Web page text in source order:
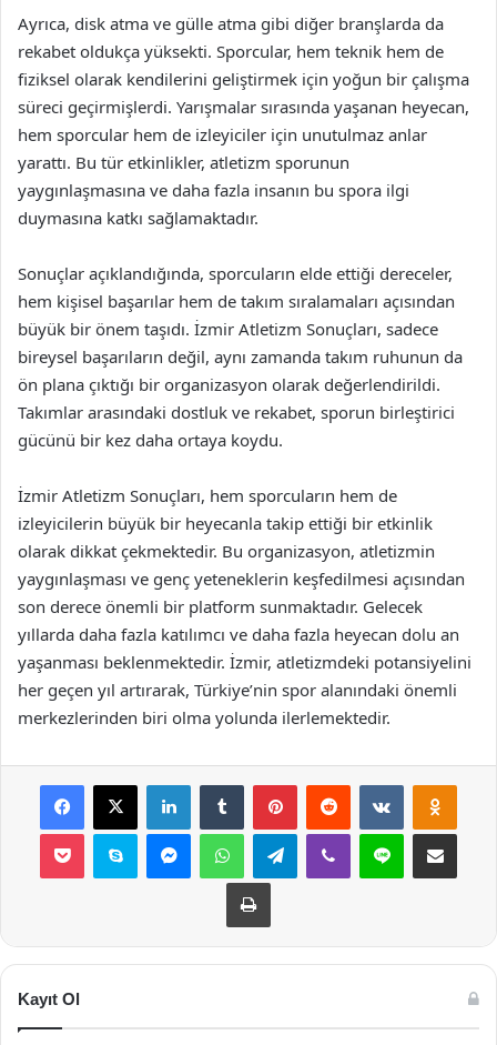
Ayrıca, disk atma ve gülle atma gibi diğer branşlarda da
rekabet oldukça yüksekti. Sporcular, hem teknik hem de
fiziksel olarak kendilerini geliştirmek için yoğun bir çalışma
süreci geçirmişlerdi. Yarışmalar sırasında yaşanan heyecan,
hem sporcular hem de izleyiciler için unutulmaz anlar
yarattı. Bu tür etkinlikler, atletizm sporunun
yaygınlaşmasına ve daha fazla insanın bu spora ilgi
duymasına katkı sağlamaktadır.
Sonuçlar açıklandığında, sporcuların elde ettiği dereceler,
hem kişisel başarılar hem de takım sıralamaları açısından
büyük bir önem taşıdı. İzmir Atletizm Sonuçları, sadece
bireysel başarıların değil, aynı zamanda takım ruhunun da
ön plana çıktığı bir organizasyon olarak değerlendirildi.
Takımlar arasındaki dostluk ve rekabet, sporun birleştirici
gücünü bir kez daha ortaya koydu.
İzmir Atletizm Sonuçları, hem sporcuların hem de
izleyicilerin büyük bir heyecanla takip ettiği bir etkinlik
olarak dikkat çekmektedir. Bu organizasyon, atletizmin
yaygınlaşması ve genç yeteneklerin keşfedilmesi açısından
son derece önemli bir platform sunmaktadır. Gelecek
yıllarda daha fazla katılımcı ve daha fazla heyecan dolu an
yaşanması beklenmektedir. İzmir, atletizmdeki potansiyelini
her geçen yıl artırarak, Türkiye’nin spor alanındaki önemli
merkezlerinden biri olma yolunda ilerlemektedir.
Facebook
X LinkedInTumblr PinterestReddit VKontakte
Pocket Skype MessengerWhatsAppTelegramViber Line E-Posta ile
Yazdır
Kayıt Ol